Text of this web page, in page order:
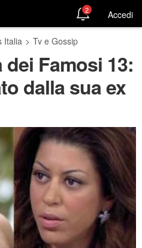
2 Accedi
Italia > Tv e Gossip
Famosi 13:
dalla sua ex